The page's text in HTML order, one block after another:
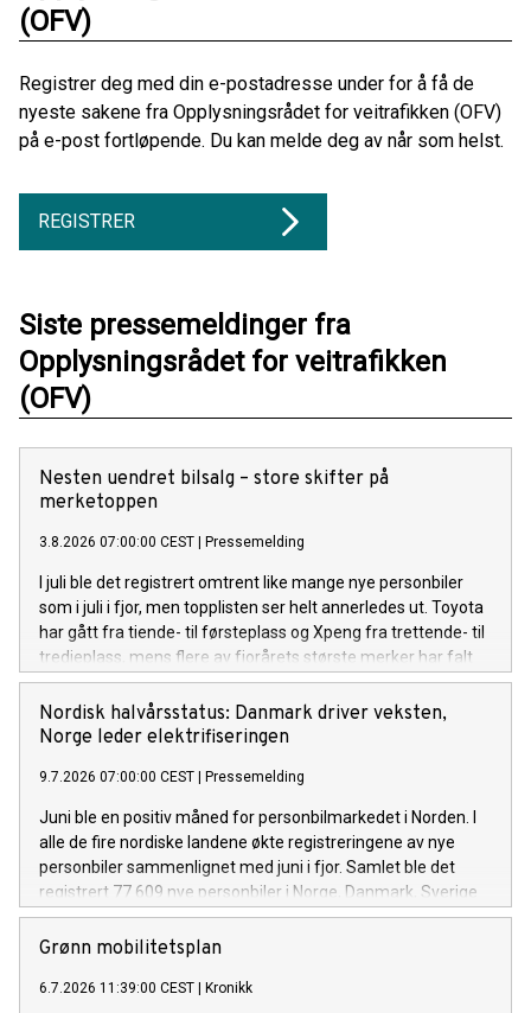
(OFV)
Registrer deg med din e-postadresse under for å få de
nyeste sakene fra Opplysningsrådet for veitrafikken (OFV)
på e-post fortløpende. Du kan melde deg av når som helst.
REGISTRER
Siste pressemeldinger fra
Opplysningsrådet for veitrafikken
(OFV)
Nesten uendret bilsalg – store skifter på
merketoppen
3.8.2026 07:00:00 CEST | Pressemelding
I juli ble det registrert omtrent like mange nye personbiler
som i juli i fjor, men topplisten ser helt annerledes ut. Toyota
har gått fra tiende- til førsteplass og Xpeng fra trettende- til
tredjeplass, mens flere av fjorårets største merker har falt
tilbake.
Nordisk halvårsstatus: Danmark driver veksten,
Norge leder elektrifiseringen
9.7.2026 07:00:00 CEST | Pressemelding
Juni ble en positiv måned for personbilmarkedet i Norden. I
alle de fire nordiske landene økte registreringene av nye
personbiler sammenlignet med juni i fjor. Samlet ble det
registrert 77 609 nye personbiler i Norge, Danmark, Sverige
og Finland.
Grønn mobilitetsplan
6.7.2026 11:39:00 CEST | Kronikk